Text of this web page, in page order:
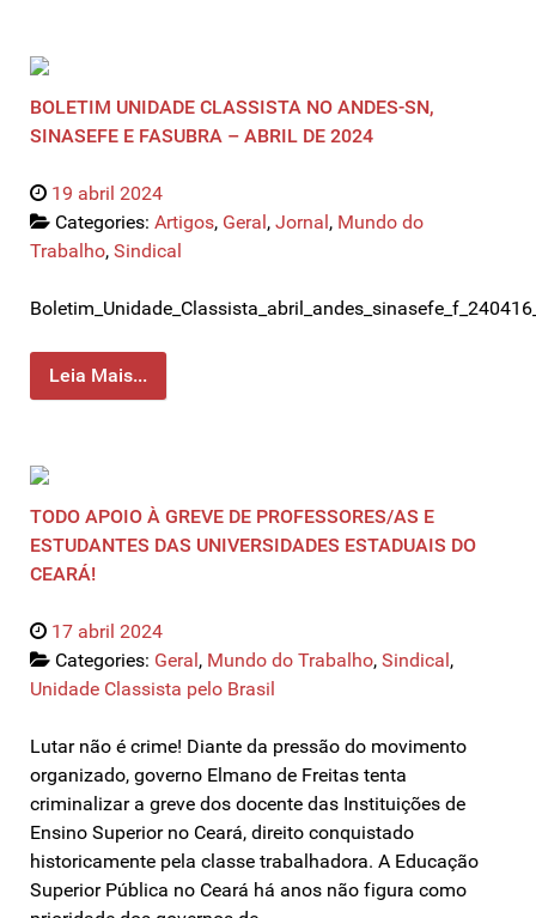
BOLETIM UNIDADE CLASSISTA NO ANDES-SN,
SINASEFE E FASUBRA – ABRIL DE 2024
19 abril 2024
Categories: Artigos, Geral, Jornal, Mundo do
Trabalho, Sindical
Leia Mais...
TODO APOIO À GREVE DE PROFESSORES/AS E
ESTUDANTES DAS UNIVERSIDADES ESTADUAIS DO
CEARÁ!
17 abril 2024
Categories: Geral, Mundo do Trabalho, Sindical,
Unidade Classista pelo Brasil
Lutar não é crime! Diante da pressão do movimento
organizado, governo Elmano de Freitas tenta
criminalizar a greve dos docente das Instituições de
Ensino Superior no Ceará, direito conquistado
historicamente pela classe trabalhadora. A Educação
Superior Pública no Ceará há anos não figura como